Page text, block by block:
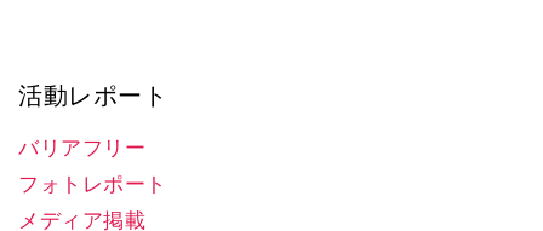
活動レポート
バリアフリー
フォトレポート
メディア掲載